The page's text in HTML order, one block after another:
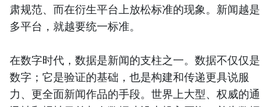
肃规范、而在衍生平台上放松标准的现象。新闻越是
多平台，就越要统一标准。
在数字时代，数据是新闻的支柱之一。数据不仅仅是
数字；它是验证的基础，也是构建和传递更具说服
力、更全面新闻作品的手段。世界上大型、权威的通